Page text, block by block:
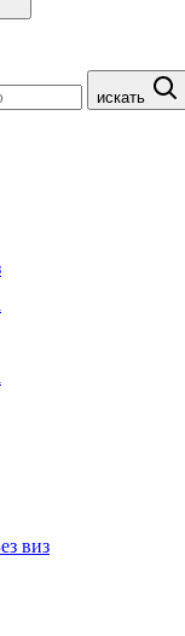
искать
виз